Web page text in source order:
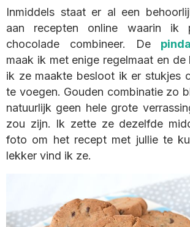
Inmiddels staat er al een
aan recepten online waarin ik
chocolade combineer. De
maak ik met enige regelmaat en
ik ze maakte besloot ik er stukjes
te voegen. Gouden combinatie zo
natuurlijk geen hele grote
zou zijn. Ik zette ze dezelfde
foto om het recept met jullie te
lekker vind ik ze.